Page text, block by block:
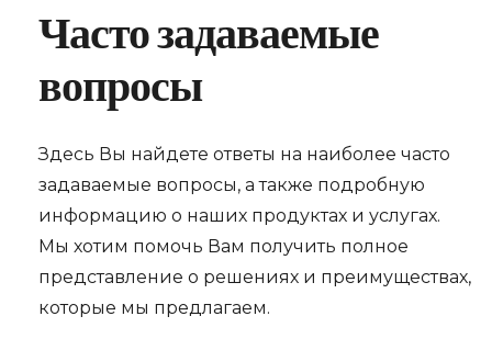
Часто задаваемые
вопросы
Здесь Вы найдете ответы на наиболее часто
задаваемые вопросы, а также подробную
информацию о наших продуктах и услугах.
Мы хотим помочь Вам получить полное
представление о решениях и преимуществах,
которые мы предлагаем.